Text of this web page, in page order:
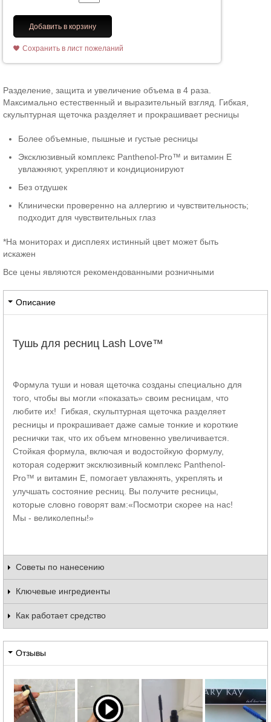
Добавить в корзину
Сохранить в лист пожеланий
Разделение, защита и увеличение объема в 4 раза.
Максимально естественный и выразительный взгляд. Гибкая,
скульптурная щеточка разделяет и прокрашивает ресницы
Более объемные, пышные и густые ресницы
Эксклюзивный комплекс Panthenol-Pro™ и витамин E
увлажняют, укрепляют и кондиционируют
Без отдушек
Клинически проверенно на аллергию и чувствительность;
подходит для чувствительных глаз
*На мониторах и дисплеях истинный цвет может быть
искажен
Все цены являются рекомендованными розничными
Описание
Тушь для ресниц Lash Love™
Формула туши и новая щеточка созданы специально для
того, чтобы вы могли «показать» своим ресницам, что
любите их! Гибкая, скульптурная щеточка разделяет
ресницы и прокрашивает даже самые тонкие и короткие
реснички так, что их объем мгновенно увеличивается.
Стойкая формула, включая и водостойкую формулу,
которая содержит эксклюзивный комплекс Panthenol-
Pro™ и витамин Е, помогает увлажнять, укреплять и
улучшать состояние ресниц. Вы получите ресницы,
которые словно говорят вам:«Посмотри скорее на нас!
Мы - великолепны!»
Советы по нанесению
Ключевые ингредиенты
Как работает средство
Отзывы